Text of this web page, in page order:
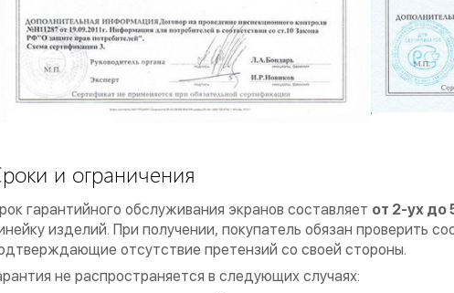
и ограничения
гарантийного обслуживания экранов составляет от 2-ух до
изделий. При получении, покупатель обязан проверить
отсутствие претензий со своей стороны.
не распространяется в следующих случаях: